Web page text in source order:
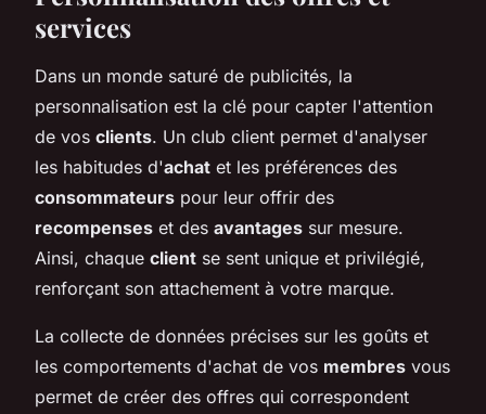
services
Dans un monde saturé de publicités, la
personnalisation est la clé pour capter l'attention
de vos clients. Un club client permet d'analyser
les habitudes d'achat et les préférences des
consommateurs pour leur offrir des
recompenses et des avantages sur mesure.
Ainsi, chaque client se sent unique et privilégié,
renforçant son attachement à votre marque.
La collecte de données précises sur les goûts et
les comportements d'achat de vos membres vous
permet de créer des offres qui correspondent